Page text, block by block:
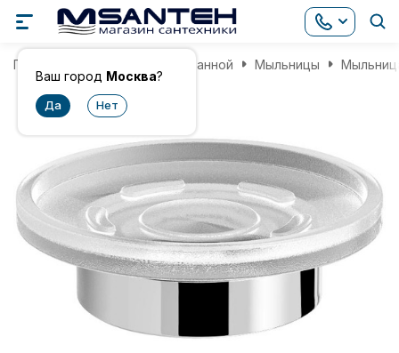
Ваш город Москва?
Главная Аксессуары для ванной Мыльницы